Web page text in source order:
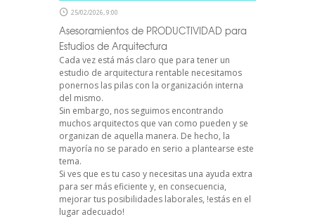
25/02/2026, 9:00
Asesoramientos de PRODUCTIVIDAD para
Estudios de Arquitectura
Cada vez está más claro que para tener un
estudio de arquitectura rentable necesitamos
ponernos las pilas con la organización interna
del mismo.
Sin embargo, nos seguimos encontrando
muchos arquitectos que van como pueden y se
organizan de aquella manera. De hecho, la
mayoría no se parado en serio a plantearse este
tema.
Si ves que es tu caso y necesitas una ayuda extra
para ser más eficiente y, en consecuencia,
mejorar tus posibilidades laborales, !estás en el
lugar adecuado!